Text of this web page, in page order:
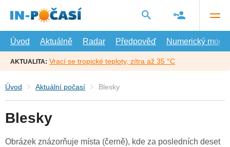
hlavní
Úvod
Aktuálně Radar Předpověď Numerický model
AKTUALITA: Vrací se tropické teploty, zítra až 35 °C
Úvod Aktuální počasí Blesky
Blesky
Obrázek znázorňuje místa (černě), kde za posledních deset